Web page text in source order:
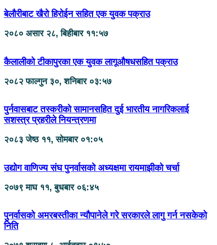
बेलौरीबाट खैरो हिरोईन सहित एक युवक पक्राउ
२०८० असार २८, बिहीबार ११:५७
कैलालीको टीकापुरका एक युवक लागूऔषधसहित पक्राउ
२०८२ फाल्गुन ३०, शनिबार ०३:५७
पुर्नवासबाट तस्करीको सामानसहित दुई भारतीय नागरिकलाई
सशस्त्र प्रहरीले नियन्त्रणमा
२०८३ जेष्ठ ११, सोमबार ०१:०५
उद्योग वाणिज्य संघ पुनर्वासको अध्यक्षमा रायमाझीको चर्चा
२०७९ माघ ११, बुधबार ०६:४५
पुनर्वासको अमरबस्तीका न्यौपानेले गरे सरकारले लागु गर्न नसकेको
निति